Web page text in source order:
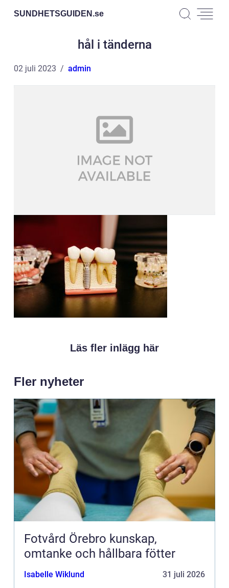
SUNDHETSGUIDEN.se
hål i tänderna
02 juli 2023 admin
Läs fler inlägg här
Fler nyheter
Fotvård Örebro kunskap,
omtanke och hållbara fötter
Isabelle Wiklund 31 juli 2026